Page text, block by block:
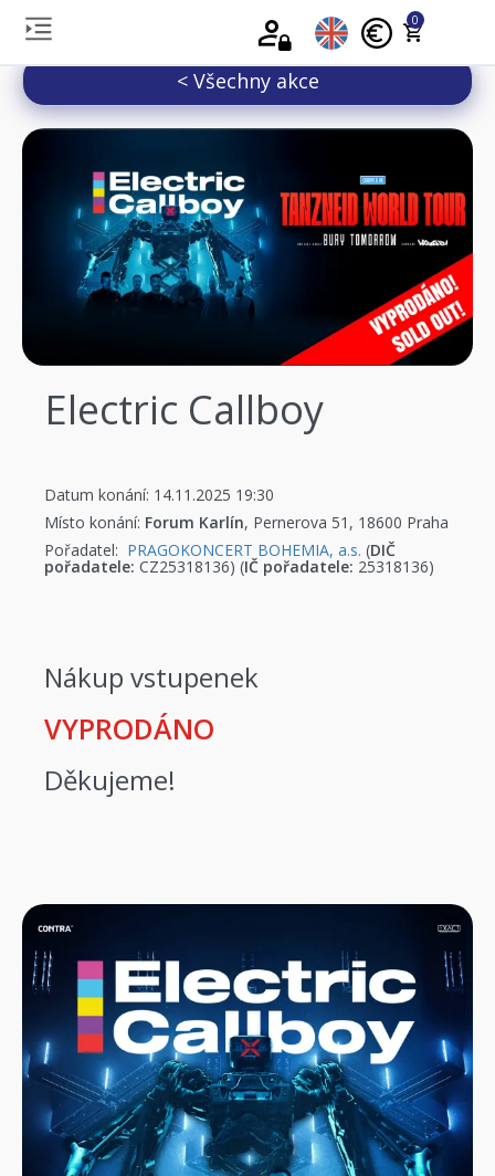
0
< Všechny akce
Electric Callboy
Datum konání: 14.11.2025 19:30
Místo konání: Forum Karlín, Pernerova 51, 18600 Praha
Pořadatel: PRAGOKONCERT BOHEMIA, a.s. (DIČ
pořadatele: CZ25318136) (IČ pořadatele: 25318136)
Nákup vstupenek
VYPRODÁNO
Děkujeme!